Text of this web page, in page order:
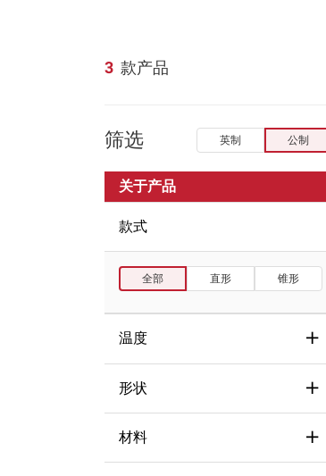
3 款产品
筛选 英制 公制
关于产品
款式
全部 直形 锥形
温度
177°C (350°F)
260°C (500°F)
≤88°C (190°F) (1)
形状
Round
材料